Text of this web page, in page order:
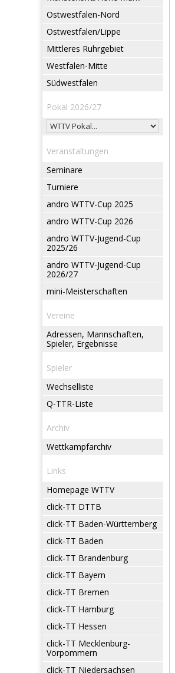
Ostwestfalen-Nord
Ostwestfalen/Lippe
Mittleres Ruhrgebiet
Westfalen-Mitte
Südwestfalen
Pokal 2026/27
Veranstaltungen
Seminare
Turniere
andro WTTV-Cup 2025
andro WTTV-Cup 2026
andro WTTV-Jugend-Cup
2025/26
andro WTTV-Jugend-Cup
2026/27
mini-Meisterschaften
Vereine
Adressen, Mannschaften,
Spieler, Ergebnisse
Spieler
Wechselliste
Q-TTR-Liste
Archiv
Wettkampfarchiv
Links
Homepage WTTV
click-TT DTTB
click-TT Baden-Württemberg
click-TT Baden
click-TT Brandenburg
click-TT Bayern
click-TT Bremen
click-TT Hamburg
click-TT Hessen
click-TT Mecklenburg-
Vorpommern
click-TT Niedersachsen